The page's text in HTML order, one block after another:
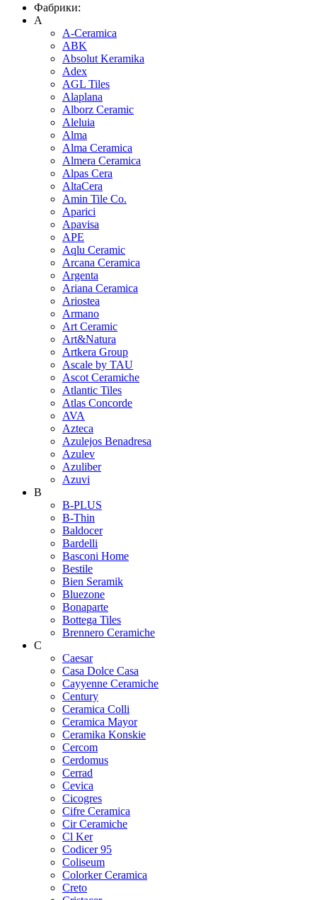
Фабрики:
A
A-Ceramica
ABK
Absolut Keramika
Adex
AGL Tiles
Alaplana
Alborz Ceramic
Aleluia
Alma
Alma Ceramica
Almera Ceramica
Alpas Cera
AltaCera
Amin Tile Co.
Aparici
Apavisa
APE
Aqlu Ceramic
Arcana Ceramica
Argenta
Ariana Ceramica
Ariostea
Armano
Art Ceramic
Art&Natura
Artkera Group
Ascale by TAU
Ascot Ceramiche
Atlantic Tiles
Atlas Concorde
AVA
Azteca
Azulejos Benadresa
Azulev
Azuliber
Azuvi
B
B-PLUS
B-Thin
Baldocer
Bardelli
Basconi Home
Bestile
Bien Seramik
Bluezone
Bonaparte
Bottega Tiles
Brennero Ceramiche
C
Caesar
Casa Dolce Casa
Cayyenne Ceramiche
Century
Ceramica Colli
Ceramica Mayor
Ceramika Konskie
Cercom
Cerdomus
Cerrad
Cevica
Cicogres
Cifre Ceramica
Cir Ceramiche
Cl Ker
Codicer 95
Coliseum
Colorker Ceramica
Creto